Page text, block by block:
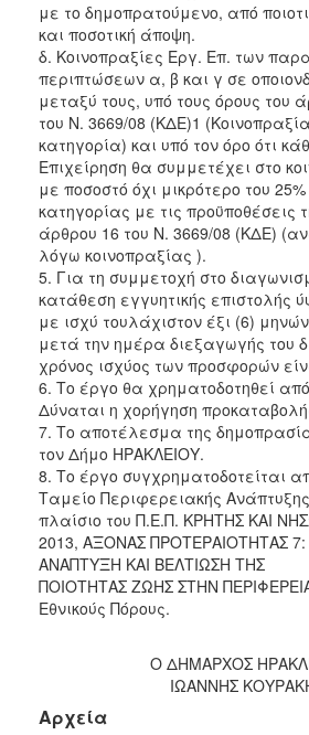
με το δημοπρατούμενο, από
και ποσοτική άποψη.
δ. Κοινοπραξίες Εργ. Επ. των
περιπτώσεων α, β και γ σε
μεταξύ τους, υπό τους όρους του
του Ν. 3669/08 (ΚΔΕ)1
κατηγορία) και υπό τον όρο ότι
Επιχείρηση θα συμμετέχει στο
με ποσοστό όχι μικρότερο του
κατηγορίας με τις προϋποθέσεις
άρθρου 16 του Ν. 3669/08 (ΚΔΕ)
λόγω κοινοπραξίας ).
5. Για τη συμμετοχή στο
κατάθεση εγγυητικής επιστολής
με ισχύ τουλάχιστον έξι (6)
μετά την ημέρα διεξαγωγής του
χρόνος ισχύος των προσφορών
6. Το έργο θα χρηματοδοτηθεί
Δύναται η χορήγηση
7. Το αποτέλεσμα της
τον Δήμο ΗΡΑΚΛΕΙΟΥ.
8. Το έργο συγχρηματοδοτείται
Ταμείο Περιφερειακής
πλαίσιο του Π.Ε.Π. ΚΡΗΤΗΣ ΚΑΙ
2013, ΑΞΟΝΑΣ ΠΡΟΤΕΡΑΙΟΤΗΤΑΣ
ΑΝΑΠΤΥΞΗ ΚΑΙ ΒΕΛΤΙΩΣΗ ΤΗΣ
ΠΟΙΟΤΗΤΑΣ ΖΩΗΣ ΣΤΗΝ
Εθνικούς Πόρους.
Ο ΔΗΜΑΡΧΟΣ
ΙΩΑΝΝΗΣ
Αρχεία